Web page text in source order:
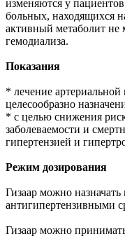
изменяются у
больных, находящихся
активный метаболит
гемодиализа.
Показания
* лечение
целесообразно
* с целью снижения
заболеваемости и
гипертензией и
Режим дозирования
Гизаар можно
антигипертензивными
Гизаар можно